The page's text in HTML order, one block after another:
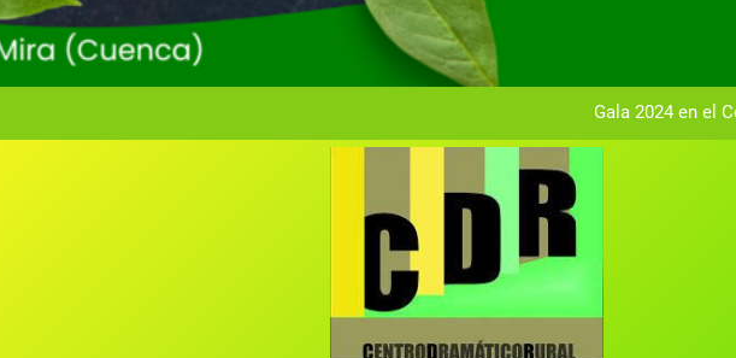
Textos seleccionados en el VI Certamen Francisco Nieva de